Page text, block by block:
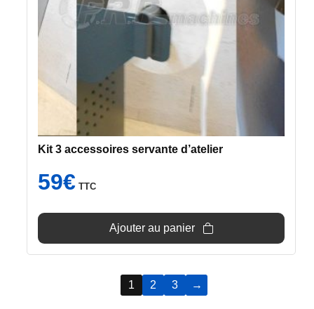
Kit 3 accessoires servante d’atelier
59€ TTC
Ajouter au panier
1 2 3 →